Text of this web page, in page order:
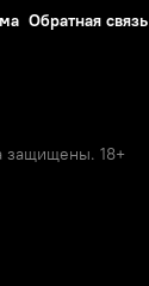
Обратная связь
защищены. 18+